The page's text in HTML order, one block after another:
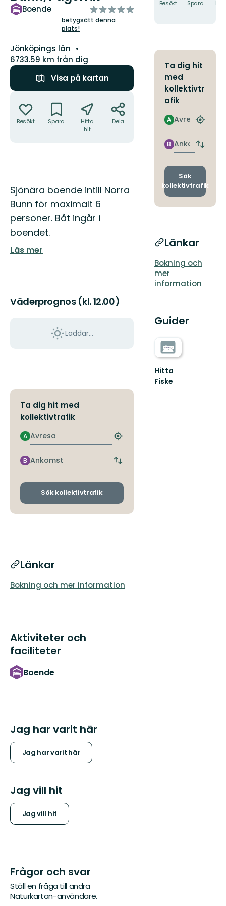
Boende
av
5
betygsätt denna
plats!
Län:
Jönköpings län
6733.59 km från dig
Visa på kartan
Besökt Spara
Hitta
hit
Dela
Beskrivning
Sjönära boende intill Norra
Bunn för maximalt 6
personer. Båt ingår i
boendet.
Läs mer
Väderprognos (kl. 12.00)
Laddar...
Ta dig hit med
kollektivtrafik
Avresa
A
Hitta
hållplats
Ankomst
B
Byt
och
Sök kollektivtrafik
Länkar
Bokning och mer information
Aktiviteter och
faciliteter
Boende
Jag har varit här
Jag har varit här
Jag vill hit
Jag vill hit
Frågor och svar
Ställ en fråga till andra
Naturkartan-användare.
Besökt Spara
Ta dig hit
med
kollektivtr
afik
Avresa
A
Hitta
Ankomst
B
Byt
och
Sök
kollektivtrafik
Länkar
Bokning och
mer
information
Guider
Hitta
Fiske